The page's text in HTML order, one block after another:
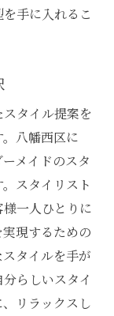
手に入れるこ
タイル提案を
八幡西区に
メイドのスタ
スタイリスト
一人ひとりに
現するための
タイルを手が
らしいスタイ
リラックスし